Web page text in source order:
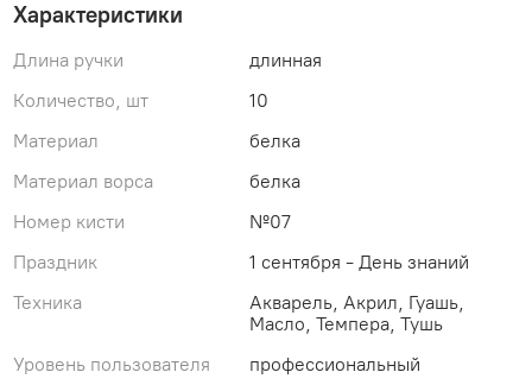
Характеристики
Длина ручки
длинная
Количество, шт
10
Материал
белка
Материал ворса
белка
Номер кисти
№07
Праздник
1 сентября - День знаний
Техника
Акварель, Акрил, Гуашь,
Масло, Темпера, Тушь
Уровень пользователя
профессиональный